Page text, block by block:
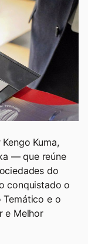
Kuma,
— que reúne
do
conquistado o
e o
e Melhor